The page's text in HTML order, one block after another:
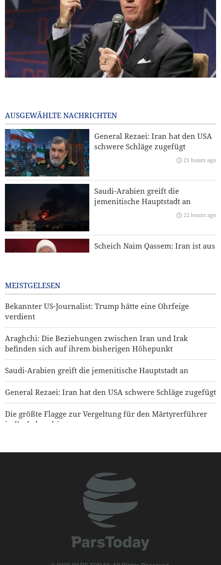
Jemenitischer Raketenangriff auf einen saudischen
Öltanker
CBS News: USA haben im Krieg gegen Iran nahezu ihren
gesamten Bestand an weitreichenden Präzisionsraketen
aufgebraucht
Baghaei: Atmosphäre der iranisch-omanischen Gespräche
über die Straße von Hormus ist positiv
Mehr als 22 Millionen Pilger nahmen an Arbain-
Zeremonien teil
AUSGEWÄHLTE NACHRICHTEN
General Rezaei: Iran hat den USA
schwere Schläge zugefügt
21 hours ago
Saudi-Arabien greift die
jemenitische Hauptstadt an
22 hours ago
Scheich Naim Qassem: Iran ist aus
MEISTGELESEN
Bekannter US-Journalist: Trump hätte eine Ohrfeige
verdient
Araghchi: Die Beziehungen zwischen Iran und Irak
befinden sich auf ihrem bisherigen Höhepunkt
Saudi-Arabien greift die jemenitische Hauptstadt an
General Rezaei: Iran hat den USA schwere Schläge zugefügt
Die größte Flagge zur Vergeltung für den Märtyrerführer
in Kerbela gehisst
Arbain-Marsch der Zurückgebliebenen findet in Teheran
CBS News: USA haben im Krieg gegen Iran nahezu ihren
gesamten Bestand an weitreichenden Präzisionsraketen
Jemenitischer Raketenangriff auf einen saudischen